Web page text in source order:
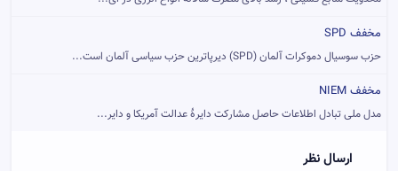
مخفف SPD
حزب سوسیال دموکرات آلمان (SPD) دیرپاترین حزب سیاسی آلمان است...
مخفف NIEM
مدل ملی تبادل اطلاعات حاصل مشارکت دایرهٔ عدالت آمریکا و دایر...
ارسال نظر